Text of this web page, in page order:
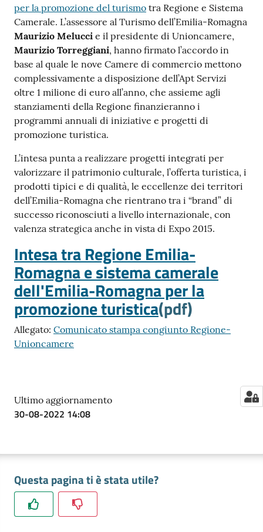
per la promozione del turismo tra Regione e Sistema
Camerale. L’assessore al Turismo dell’Emilia-Romagna
Maurizio Melucci e il presidente di Unioncamere,
Maurizio Torreggiani, hanno firmato l’accordo in
base al quale le nove Camere di commercio mettono
complessivamente a disposizione dell’Apt Servizi
oltre 1 milione di euro all’anno, che assieme agli
stanziamenti della Regione finanzieranno i
programmi annuali di iniziative e progetti di
promozione turistica.
L’intesa punta a realizzare progetti integrati per
valorizzare il patrimonio culturale, l’offerta turistica, i
prodotti tipici e di qualità, le eccellenze dei territori
dell’Emilia-Romagna che rientrano tra i “brand” di
successo riconosciuti a livello internazionale, con
valenza strategica anche in vista di Expo 2015.
Intesa tra Regione Emilia-
Romagna e sistema camerale
dell'Emilia-Romagna per la
promozione turistica(pdf)
Allegato: Comunicato stampa congiunto Regione-
Unioncamere
Ultimo aggiornamento
30-08-2022 14:08
Questa pagina ti è stata utile?